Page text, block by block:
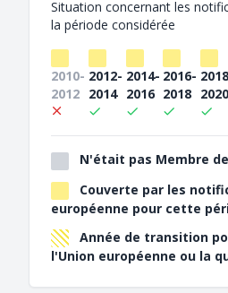
Situation concernant les
la période considérée
2010-
2012
2012-
2014
2014-
2016
2016-
2018 2020
N'était pas Membre
Couverte par les
européenne pour cette
Année de transition
l'Union européenne ou la